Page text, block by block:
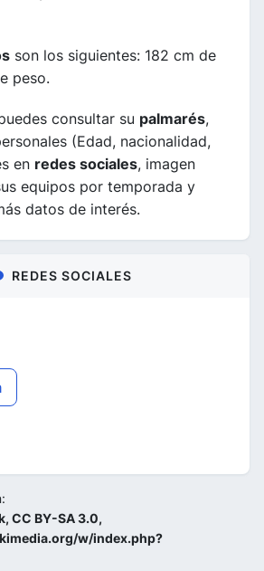
son los siguientes: 182 cm de
peso.
consultar su palmarés,
(Edad, nacionalidad,
en redes sociales, imagen
equipos por temporada y
datos de interés.
REDES SOCIALES
CC BY-SA 3.0,
w/index.php?